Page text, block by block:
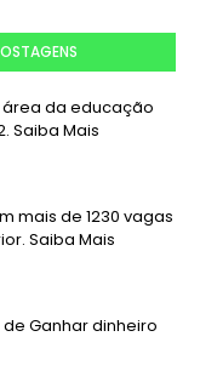
área da educação
Saiba Mais
mais de 1230 vagas
Saiba Mais
Ganhar dinheiro